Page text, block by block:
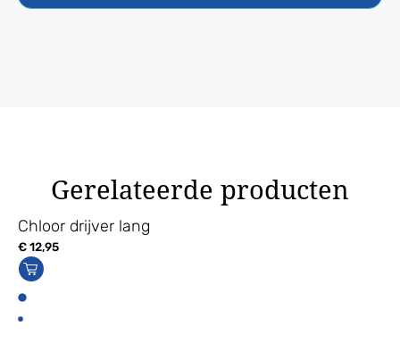
Gerelateerde producten
Chloor drijver lang
€12,95